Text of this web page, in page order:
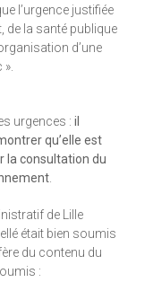
l’urgence justifiée
de la santé publique
d’une
urgences : il
qu’elle est
la consultation du
de Lille
était bien soumis
du contenu du
: